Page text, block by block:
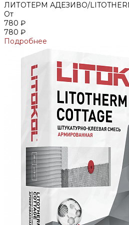
ЛИТОТЕРМ АДЕЗИВО/
От
780 ₽
780 ₽
Подробнее